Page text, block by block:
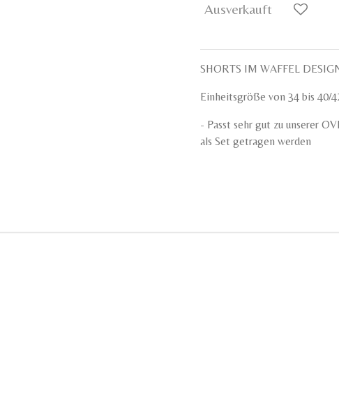
Ausverkauft
SHORTS IM WAFFEL
Einheitsgröße von 34 bis 40/
- Passt sehr gut zu unserer
als Set getragen werden